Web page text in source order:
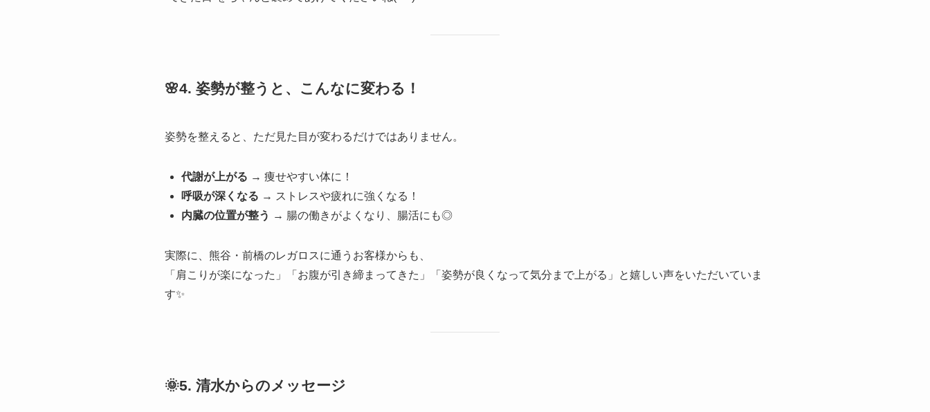
🌸4. 姿勢が整うと、こんなに変わる！
姿勢を整えると、ただ見た目が変わるだけではありません。
代謝が上がる → 痩せやすい体に！
呼吸が深くなる → ストレスや疲れに強くなる！
内臓の位置が整う → 腸の働きがよくなり、腸活にも◎
実際に、熊谷・前橋のレガロスに通うお客様からも、
「肩こりが楽になった」「お腹が引き締まってきた」「姿勢が良くなって気分まで上がる」と嬉しい声をいただいていま
す✨
🌞5. 清水からのメッセージ